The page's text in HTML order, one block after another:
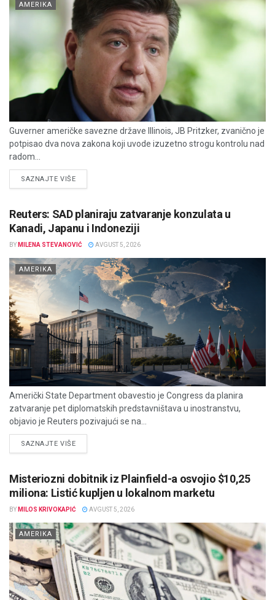
AMERIKA
Guverner američke savezne države Illinois, JB Pritzker, zvanično je
potpisao dva nova zakona koji uvode izuzetno strogu kontrolu nad
radom...
SAZNAJTE VIŠEDETAILS
Reuters: SAD planiraju zatvaranje konzulata u
Kanadi, Japanu i Indoneziji
BY MILENA STEVANOVIĆ AVGUST 5, 2026
AMERIKA
Američki State Department obavestio je Congress da planira
zatvaranje pet diplomatskih predstavništava u inostranstvu,
objavio je Reuters pozivajući se na...
SAZNAJTE VIŠEDETAILS
Misteriozni dobitnik iz Plainfield-a osvojio $10,25
miliona: Listić kupljen u lokalnom marketu
BY MILOS KRIVOKAPIĆ AVGUST 5, 2026
AMERIKA